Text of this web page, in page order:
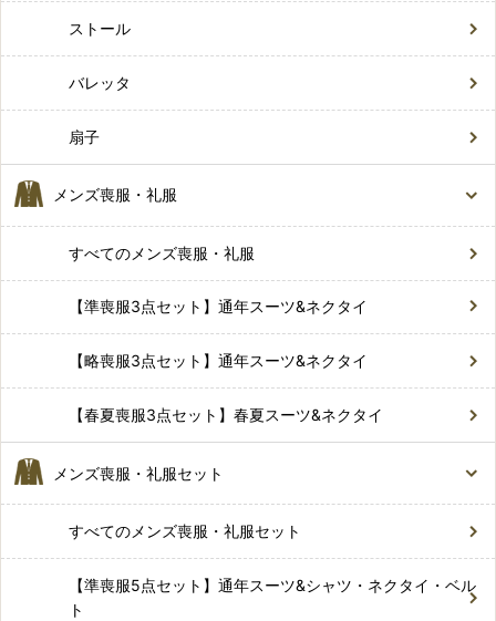
ストール
バレッタ
扇子
メンズ喪服・礼服
すべてのメンズ喪服・礼服
【準喪服3点セット】通年スーツ&ネクタイ
【略喪服3点セット】通年スーツ&ネクタイ
【春夏喪服3点セット】春夏スーツ&ネクタイ
メンズ喪服・礼服セット
すべてのメンズ喪服・礼服セット
【準喪服5点セット】通年スーツ&シャツ・ネクタイ・ベル
ト